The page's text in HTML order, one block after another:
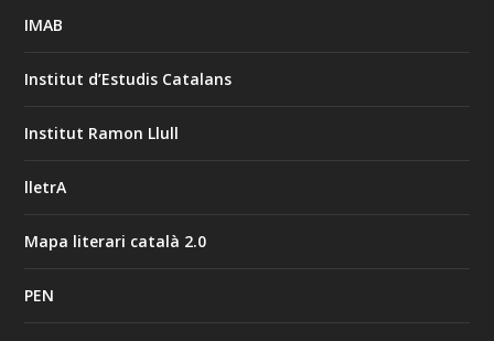
IMAB
Institut d’Estudis Catalans
Institut Ramon Llull
lletrA
Mapa literari català 2.0
PEN